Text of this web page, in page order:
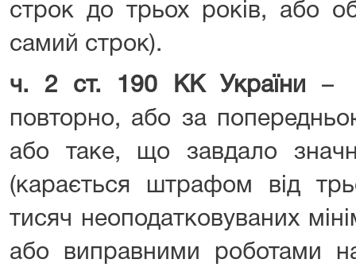
строк до трьох років, або
самий строк).
ч. 2 ст. 190 КК України
–
повторно, або за
або таке, що завдало
(карається штрафом від
тисяч неоподатковуваних
або виправними роботами